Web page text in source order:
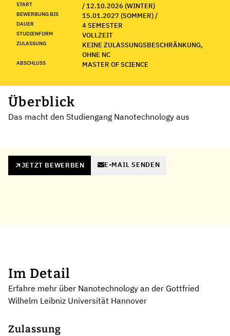
START / 12.10.2026 (WINTER)
BEWERBUNG BIS 15.01.2027 (SOMMER) /
DAUER 4 SEMESTER
STUDIENFORM VOLLZEIT
ZULASSUNG
KEINE ZULASSUNGSBESCHRÄNKUNG,
OHNE NC
ABSCHLUSS MASTER OF SCIENCE
Überblick
Das macht den Studiengang Nanotechnology aus
JETZT BEWERBEN E-MAIL SENDEN
Im Detail
Erfahre mehr über Nanotechnology an der Gottfried
Wilhelm Leibniz Universität Hannover
Zulassung